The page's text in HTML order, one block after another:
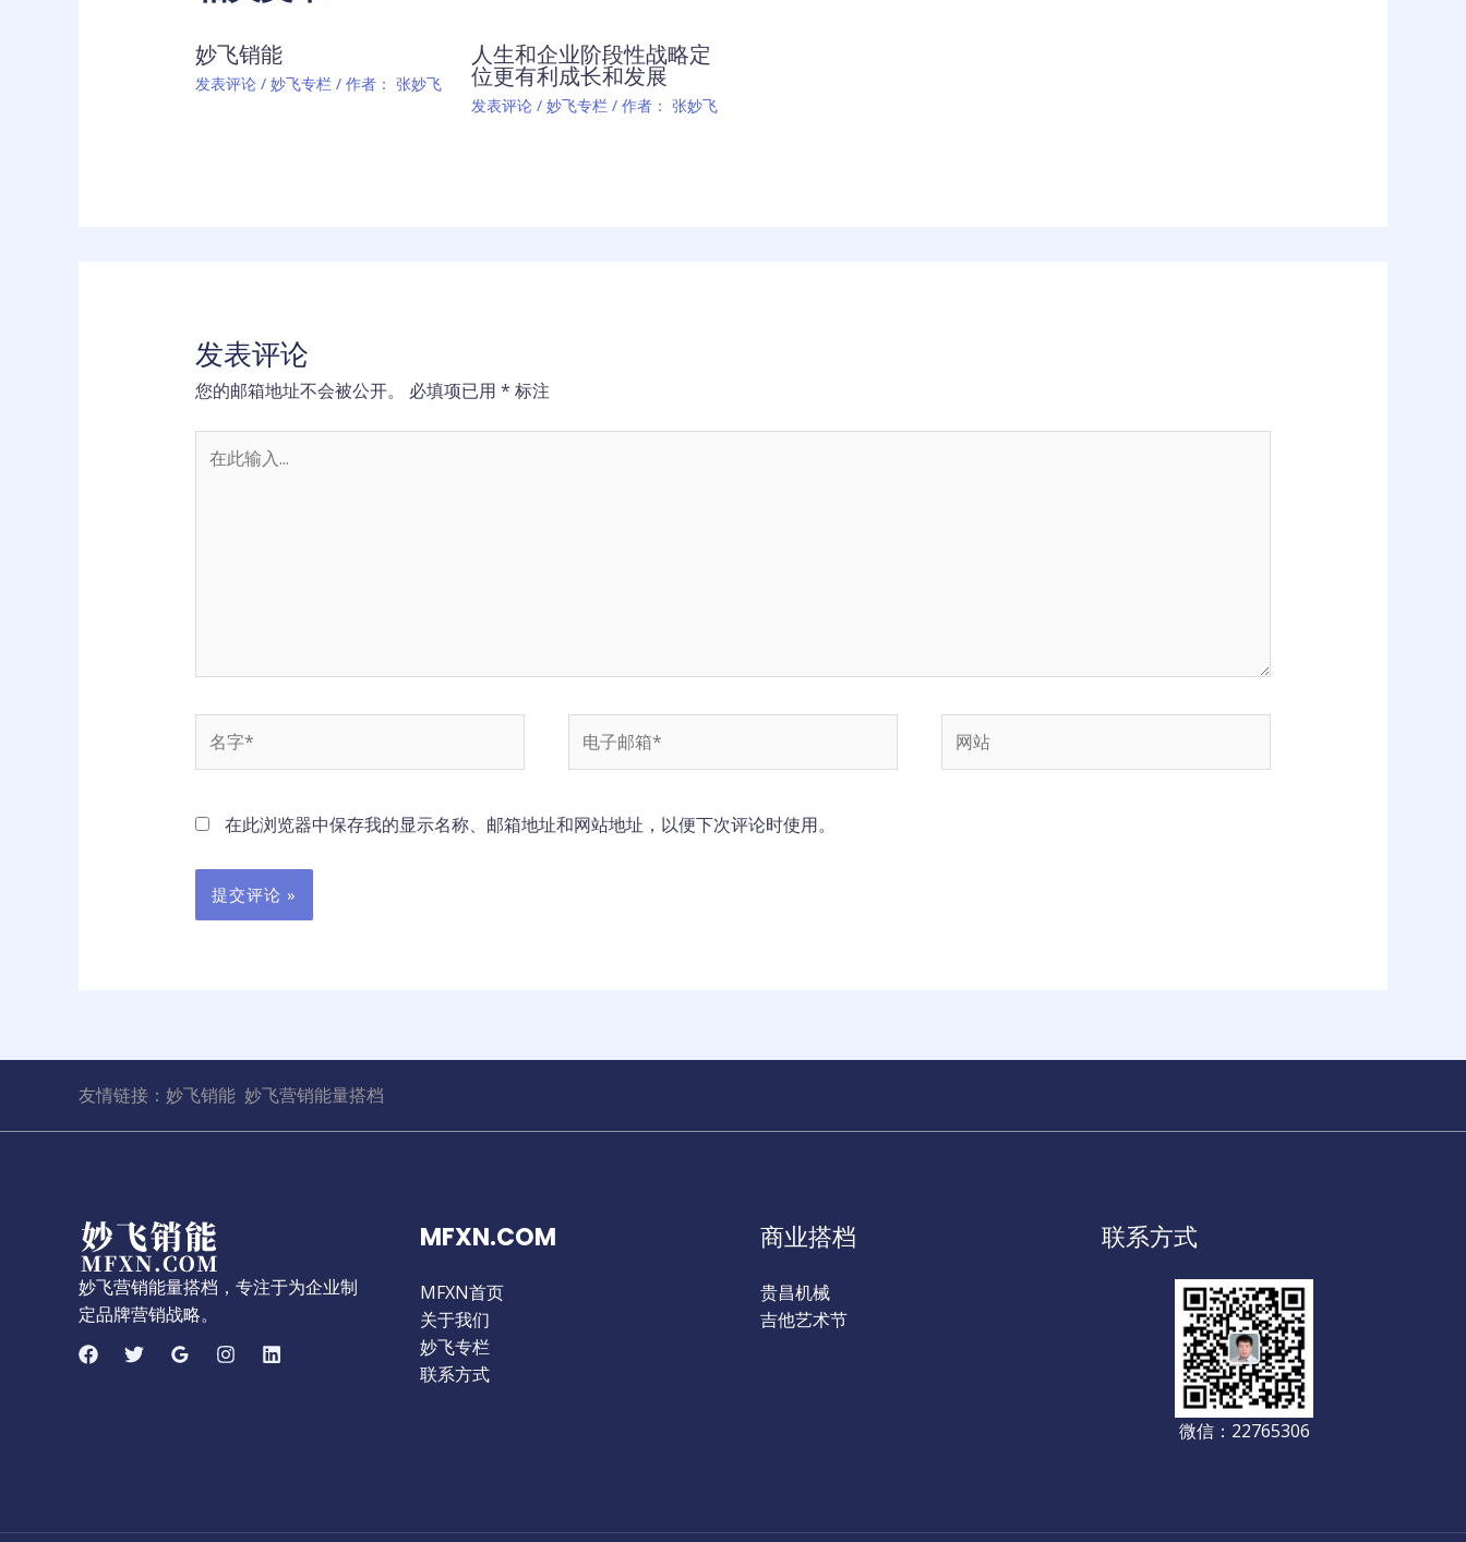
妙飞销能
发表评论 / 妙飞专栏/ 作者： 张妙飞
人生和企业阶段性战略定
位更有利成长和发展
发表评论 / 妙飞专栏/ 作者： 张妙飞
发表评论
您的邮箱地址不会被公开。 必填项已用 * 标注
此
字
子
*
站
在此浏览器中保存我的显示名称、邮箱地址和网站地址，以便下次评论时使用。
友情链接： 妙飞销能 妙飞营销能量搭档
妙飞营销能量搭档，专注于为企业制
定品牌营销战略。
MFXN.COM
MFXN首页
关于我们
妙飞专栏
联系方式
商业搭档
贵昌机械
吉他艺术节
联系方式
微信：22765306